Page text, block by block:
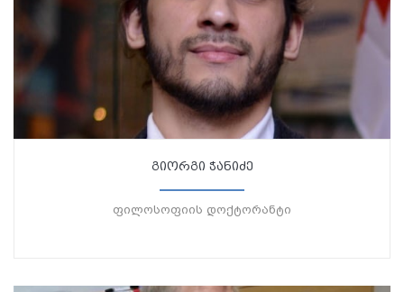
გიორგი ჭანიძე
ფილოსოფიის დოქტორანტი